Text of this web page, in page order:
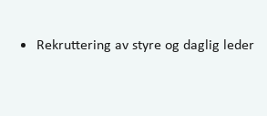
Rekruttering av styre og daglig leder